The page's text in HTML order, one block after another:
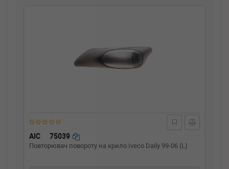
AIC 75039
Повторювач повороту на крило Iveco Daily 99-06 (L)